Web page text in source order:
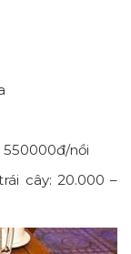
nồi
cây: 20.000 –